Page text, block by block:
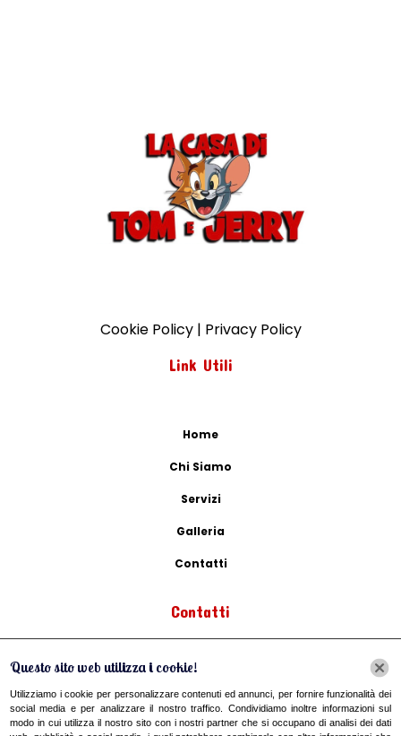
Cookie Policy | Privacy Policy
Link Utili
Home
Chi Siamo
Servizi
Galleria
Contatti
Contatti
baldinigiada903@gmail.com
Questo sito web utilizza i cookie!
Utilizziamo i cookie per personalizzare contenuti ed annunci, per fornire funzionalità dei
social media e per analizzare il nostro traffico. Condividiamo inoltre informazioni sul
modo in cui utilizza il nostro sito con i nostri partner che si occupano di analisi dei dati